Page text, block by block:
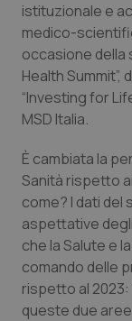
Molise
Piemonte
Provincia
Provincia
Puglia
Sardegna
Sicilia
Epatiti
HIV
Infezioni &
Malattie
Malattia di
istituzionale e
medico-
occasione della
Health Summit”,
“Investing for
MSD Italia.
È cambiata la
Sanità rispetto
come? I dati del
aspettative
che la Salute e
comando delle
rispetto al 2023:
queste due